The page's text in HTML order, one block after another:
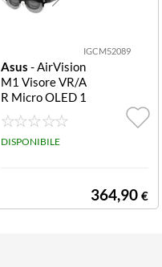
IGCM52089
Asus - AirVision
M1 Visore VR/A
R Micro OLED 1
920x1080 AIR
VISION M1 192
0X1080 16:9
DISPONIBILE
364,90 €